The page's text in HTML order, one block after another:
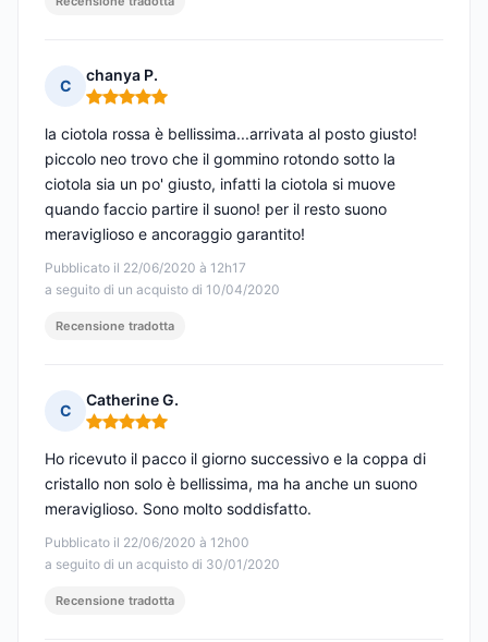
C
chanya P.
Nota: 5 su 5
Pubblicato il 22/06/2020 à 12h17
a seguito di un acquisto di 10/04/2020
la ciotola rossa è bellissima...arrivata al posto giusto!
piccolo neo trovo che il gommino rotondo sotto la
ciotola sia un po' giusto, infatti la ciotola si muove
quando faccio partire il suono! per il resto suono
meraviglioso e ancoraggio garantito!
Recensione tradotta
C
Catherine G.
Nota: 5 su 5
Pubblicato il 22/06/2020 à 12h00
a seguito di un acquisto di 30/01/2020
Ho ricevuto il pacco il giorno successivo e la coppa di
cristallo non solo è bellissima, ma ha anche un suono
meraviglioso. Sono molto soddisfatto.
Recensione tradotta